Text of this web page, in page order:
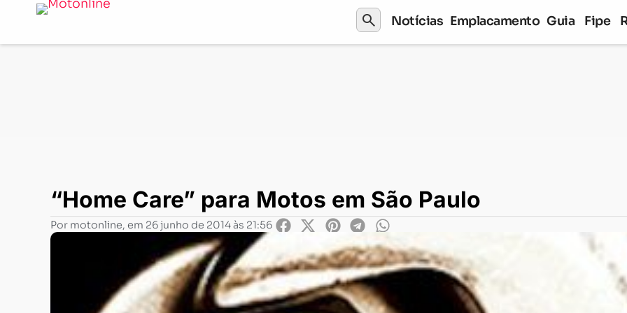
search Notícias Emplacamento Guia Fipe
“Home Care” para Motos em São Paulo
Por motonline, em 26 junho de 2014 às 21:56